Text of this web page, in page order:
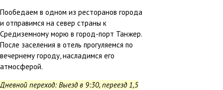
Пообедаем в одном из ресторанов города
и отправимся на север страны к
Средиземному морю в город-порт Танжер.
После заселения в отель прогуляемся по
вечернему городу, насладимся его
атмосферой.
Дневной переход: Выезд в 9:30, переезд 1,5